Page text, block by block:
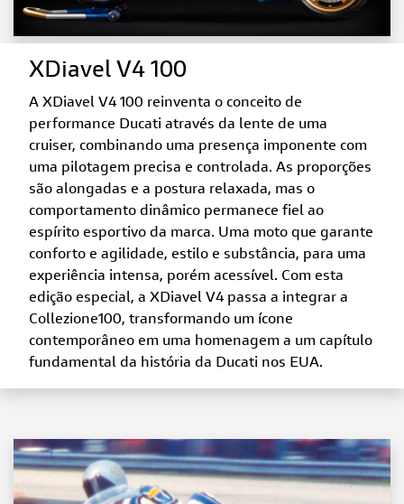
XDiavel V4 100
A XDiavel V4 100 reinventa o conceito de
performance Ducati através da lente de uma
cruiser, combinando uma presença imponente com
uma pilotagem precisa e controlada. As proporções
são alongadas e a postura relaxada, mas o
comportamento dinâmico permanece fiel ao
espírito esportivo da marca. Uma moto que garante
conforto e agilidade, estilo e substância, para uma
experiência intensa, porém acessível. Com esta
edição especial, a XDiavel V4 passa a integrar a
Collezione100, transformando um ícone
contemporâneo em uma homenagem a um capítulo
fundamental da história da Ducati nos EUA.